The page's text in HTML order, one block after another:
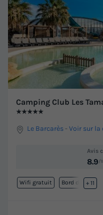
Camping Club Les
★★★★★
Le Barcarès -Voir sur la
Avis
8.9/
Wifi gratuit Bord de mer
+ 11